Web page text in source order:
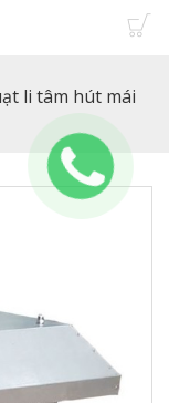
li tâm hút mái